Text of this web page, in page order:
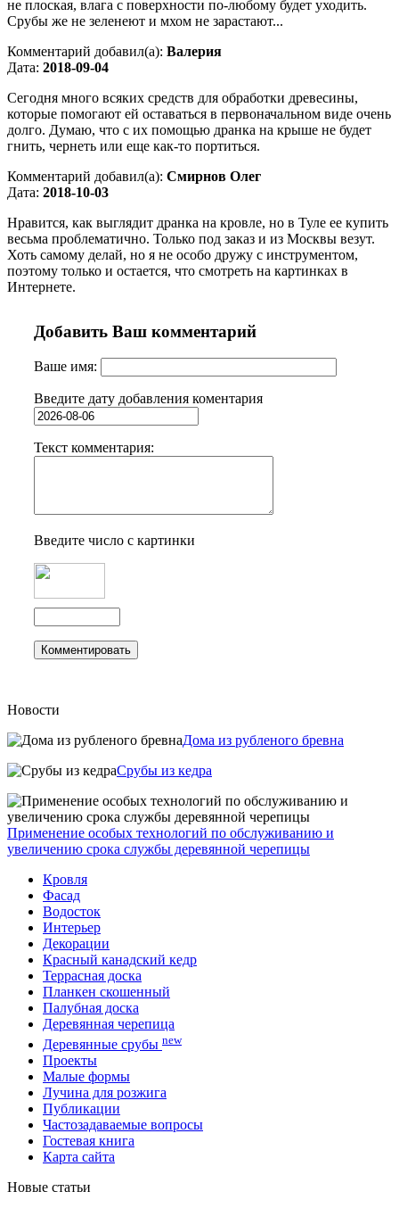
не плоская, влага с поверхности по-любому будет уходить.
Срубы же не зеленеют и мхом не зарастают...
Комментарий добавил(а): Валерия
Дата: 2018-09-04
Сегодня много всяких средств для обработки древесины,
которые помогают ей оставаться в первоначальном виде очень
долго. Думаю, что с их помощью дранка на крыше не будет
гнить, чернеть или еще как-то портиться.
Комментарий добавил(а): Смирнов Олег
Дата: 2018-10-03
Нравится, как выглядит дранка на кровле, но в Туле ее купить
весьма проблематично. Только под заказ и из Москвы везут.
Хоть самому делай, но я не особо дружу с инструментом,
поэтому только и остается, что смотреть на картинках в
Интернете.
Добавить Ваш комментарий
Ваше имя:
Введите дату добавления коментария
Текст комментария:
Введите число с картинки
Новости
Дома из рубленого бревна
Срубы из кедра
Применение особых технологий по обслуживанию и
увеличению срока службы деревянной черепицы
Кровля
Фасад
Водосток
Интерьер
Декорации
Красный канадский кедр
Террасная доска
Планкен скошенный
Палубная доска
Деревянная черепица
Деревянные срубы new
Проекты
Малые формы
Лучина для розжига
Публикации
Частозадаваемые вопросы
Гостевая книга
Карта сайта
Новые статьи